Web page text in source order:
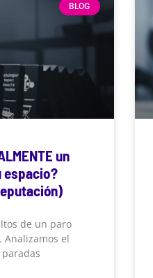
BLOG
un
espacio?
de un paro
Analizamos el